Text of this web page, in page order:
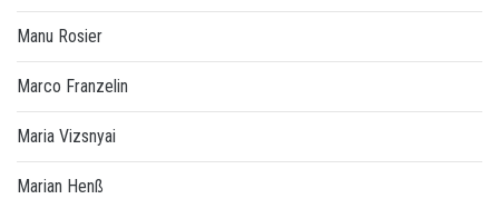
Manu Rosier
Marco Franzelin
Maria Vizsnyai
Marian Henß